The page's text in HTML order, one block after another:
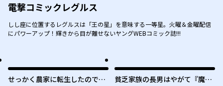
電撃コミックレグルス
しし座に位置するレグルスは「王の星」を意味する一等星。火曜＆金曜配信
にパワーアップ！輝きから目が離せないヤングWEBコミック誌!!!
せっかく農家に転生したので勇
貧乏家族の長男はやがて『魔